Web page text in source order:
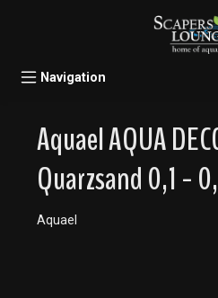
Navigation
Aquael AQUA
Quarzsand 0,1 -
Aquael